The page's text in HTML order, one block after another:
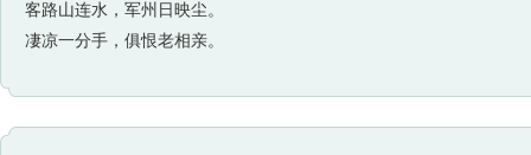
客路山连水，军州日映尘。
凄凉一分手，俱恨老相亲。